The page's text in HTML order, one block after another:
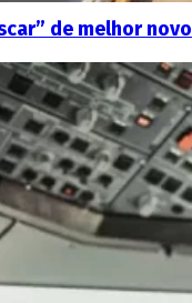
de melhor